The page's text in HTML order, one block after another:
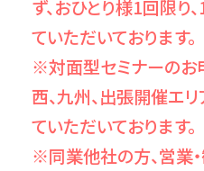
ず、おひとり様1回限
ていただいております。
※対面型セミナーのお
西、九州、出張開催エ
ていただいております。
※同業他社の方、営業